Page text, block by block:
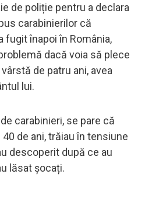
de poliție pentru a declara
carabinierilor că
înapoi în România,
dacă voia să plece
de patru ani, avea
lui.
carabinieri, se pare că
de ani, trăiau în tensiune
descoperit după ce au
lăsat șocați.